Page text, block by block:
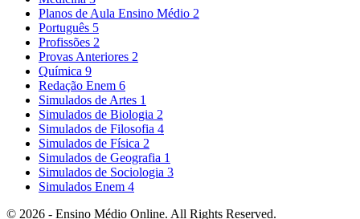
Planos de Aula Ensino Médio 2
Português 5
Profissões 2
Provas Anteriores 2
Química 9
Redação Enem 6
Simulados de Artes 1
Simulados de Biologia 2
Simulados de Filosofia 4
Simulados de Física 2
Simulados de Geografia 1
Simulados de Sociologia 3
Simulados Enem 4
© 2026 - Ensino Médio Online. All Rights Reserved.